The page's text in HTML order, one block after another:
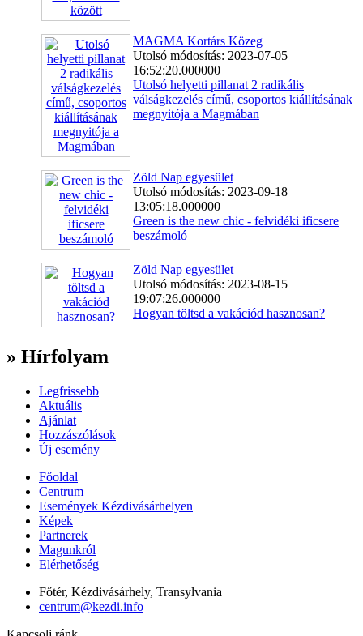
MAGMA Kortárs Közeg
Utolsó módosítás: 2023-07-05
16:52:20.000000
Utolsó helyetti pillanat 2 radikális
válságkezelés című, csoportos kiállításának
megnyitója a Magmában
Zöld Nap egyesület
Utolsó módosítás: 2023-09-18
13:05:18.000000
Green is the new chic - felvidéki ificsere
beszámoló
Zöld Nap egyesület
Utolsó módosítás: 2023-08-15
19:07:26.000000
Hogyan töltsd a vakációd hasznosan?
» Hírfolyam
Legfrissebb
Aktuális
Ajánlat
Hozzászólások
Új esemény
Főoldal
Centrum
Események Kézdivásárhelyen
Képek
Partnerek
Magunkról
Elérhetőség
Főtér, Kézdivásárhely, Transylvania
centrum@kezdi.info